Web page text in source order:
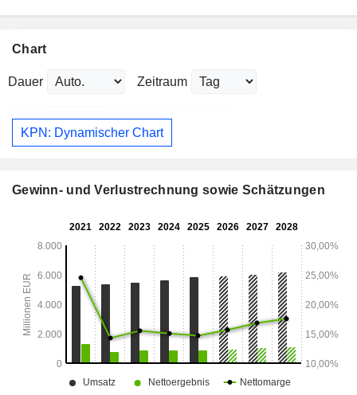
Chart
Dauer Zeitraum
KPN: Dynamischer Chart
Gewinn- und Verlustrechnung sowie Schätzungen